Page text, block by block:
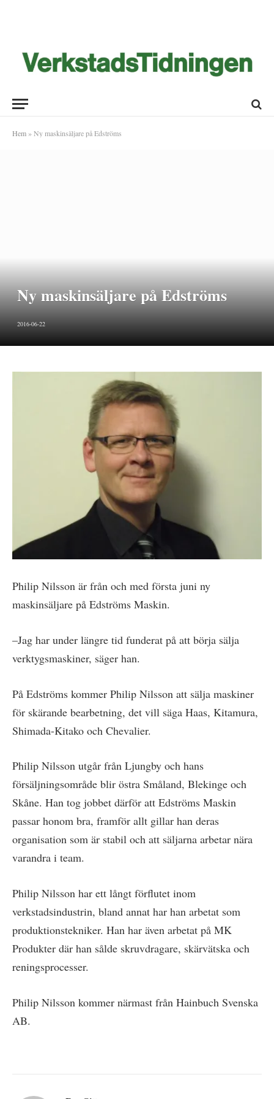
Hem » Ny maskinsäljare på Edströms
Ny maskinsäljare på Edströms
2016-06-22
Philip Nilsson är från och med första juni ny
maskinsäljare på Edströms Maskin.
–Jag har under längre tid funderat på att börja sälja
verktygsmaskiner, säger han.
På Edströms kommer Philip Nilsson att sälja maskiner
för skärande bearbetning, det vill säga Haas, Kitamura,
Shimada-Kitako och Chevalier.
Philip Nilsson utgår från Ljungby och hans
försäljningsområde blir östra Småland, Blekinge och
Skåne. Han tog jobbet därför att Edströms Maskin
passar honom bra, framför allt gillar han deras
organisation som är stabil och att säljarna arbetar nära
varandra i team.
Philip Nilsson har ett långt förflutet inom
verkstadsindustrin, bland annat har han arbetat som
produktionstekniker. Han har även arbetat på MK
Produkter där han sålde skruvdragare, skärvätska och
reningsprocesser.
Philip Nilsson kommer närmast från Hainbuch Svenska
AB.